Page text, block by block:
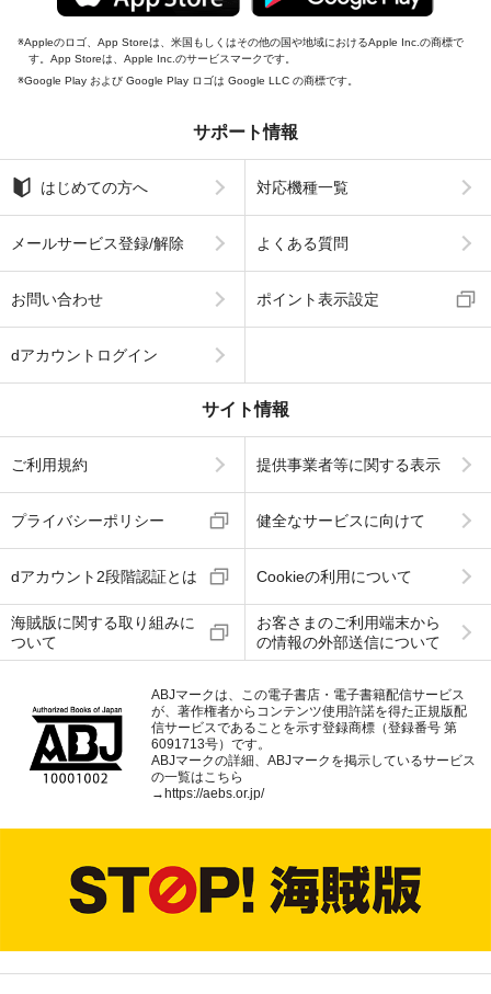
Appleのロゴ、App Storeは、米国もしくはその他の国や地域におけるApple Inc.の商標で
す。App Storeは、Apple Inc.のサービスマークです。
Google Play および Google Play ロゴは Google LLC の商標です。
サポート情報
はじめての方へ 対応機種一覧
メールサービス登録/解除 よくある質問
お問い合わせ ポイント表示設定
dアカウントログイン
サイト情報
ご利用規約 提供事業者等に関する表示
プライバシーポリシー 健全なサービスに向けて
dアカウント2段階認証とは Cookieの利用について
海賊版に関する取り組みに
ついて
お客さまのご利用端末から
の情報の外部送信について
ABJマークは、この電子書店・電子書籍配信サービス
が、著作権者からコンテンツ使用許諾を得た正規版配
信サービスであることを示す登録商標（登録番号 第
6091713号）です。
ABJマークの詳細、ABJマークを掲示しているサービス
の一覧はこちら
→ https://aebs.or.jp/